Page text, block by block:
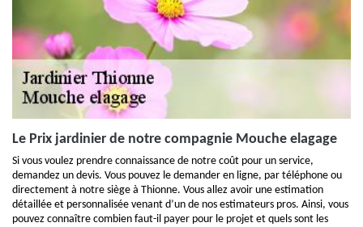
Le Prix jardinier de notre compagnie Mouche elagage
Si vous voulez prendre connaissance de notre coût pour un service,
demandez un devis. Vous pouvez le demander en ligne, par téléphone ou
directement à notre siège à Thionne. Vous allez avoir une estimation
détaillée et personnalisée venant d’un de nos estimateurs pros. Ainsi, vous
pouvez connaître combien faut-il payer pour le projet et quels sont les